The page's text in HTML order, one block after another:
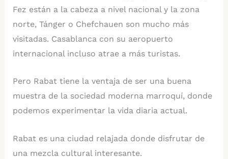
Fez están a la cabeza a nivel nacional y la zona
norte, Tánger o Chefchauen son mucho más
visitadas. Casablanca con su aeropuerto
internacional incluso atrae a más turistas.
Pero Rabat tiene la ventaja de ser una buena
muestra de la sociedad moderna marroquí, donde
podemos experimentar la vida diaria actual.
Rabat es una ciudad relajada donde disfrutar de
una mezcla cultural interesante.